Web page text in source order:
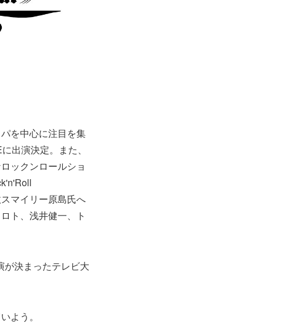
を中心に注目を集
出演決定。また、
ックンロールショ
マイリー原島氏へ
ト、浅井健一、ト
が決まったテレビ大
よう。